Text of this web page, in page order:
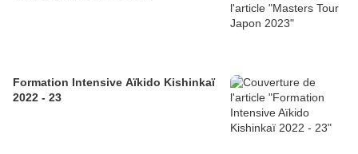
Formation Intensive Aïkido Kishinkaï
2022 - 23